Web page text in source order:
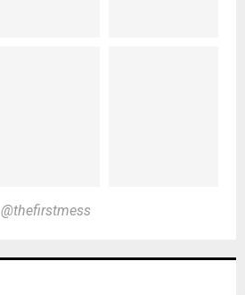
@thefirstmess